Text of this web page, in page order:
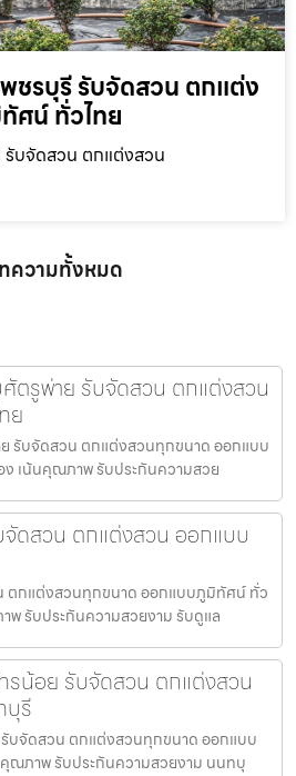
ชรบุรี รับจัดสวน ตกแต่ง
ศน์ ทั่วไทย
รับจัดสวน ตกแต่งสวน
ความทั้งหมด
ตรูพ่าย รับจัดสวน ตกแต่งสวน
ย
รับจัดสวน ตกแต่งสวนทุกขนาด ออกแบบ
ง เน้นคุณภาพ รับประกันความสวย
ดสวน ตกแต่งสวน ออกแบบ
ตกแต่งสวนทุกขนาด ออกแบบภูมิทัศน์ ทั่ว
พ รับประกันความสวยงาม รับดูแล
รน้อย รับจัดสวน ตกแต่งสวน
รี
บจัดสวน ตกแต่งสวนทุกขนาด ออกแบบ
ณภาพ รับประกันความสวยงาม นนทบุ